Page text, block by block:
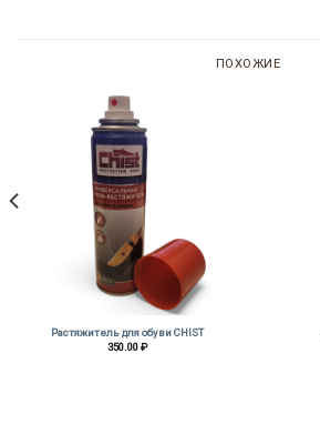
ПОХОЖИЕ
Растяжитель для обуви CHIST
350.00₽